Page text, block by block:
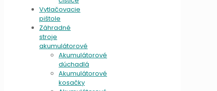
Vytlačovacie
pištole
Záhradné
stroje
akumulátorové
Akumulátorové
dúchadlá
Akumulátorové
kosačky